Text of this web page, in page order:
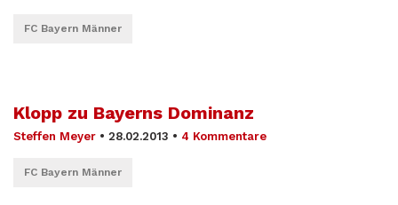
FC Bayern Männer
Klopp zu Bayerns Dominanz
Steffen Meyer • 28.02.2013 • 4 Kommentare
FC Bayern Männer